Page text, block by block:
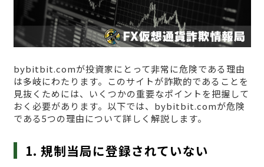
bybitbit.comが投資家にとって非常に危険である理由
は多岐にわたります。このサイトが詐欺的であることを
見抜くためには、いくつかの重要なポイントを把握して
おく必要があります。以下では、bybitbit.comが危険
である5つの理由について詳しく解説します。
1. 規制当局に登録されていない